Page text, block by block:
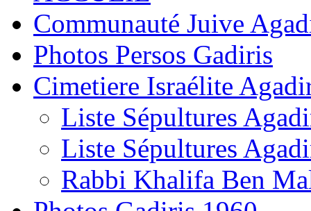
Communauté Juive
Photos Persos Gadiris
Cimetiere Israélite
Liste Sépultures
Liste Sépultures
Rabbi Khalifa Ben